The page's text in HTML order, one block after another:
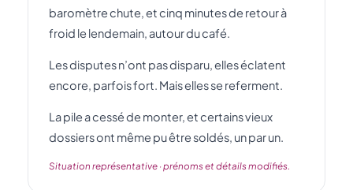
baromètre chute, et cinq minutes de retour à
froid le lendemain, autour du café.
Les disputes n’ont pas disparu, elles éclatent
encore, parfois fort. Mais elles se referment.
La pile a cessé de monter, et certains vieux
dossiers ont même pu être soldés, un par un.
Situation représentative · prénoms et détails modifiés.